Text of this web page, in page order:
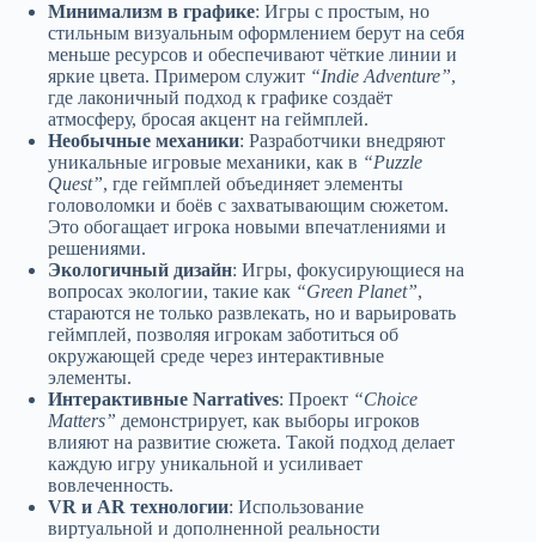
Минимализм в графике: Игры с простым, но
стильным визуальным оформлением берут на себя
меньше ресурсов и обеспечивают чёткие линии и
яркие цвета. Примером служит “Indie Adventure”,
где лаконичный подход к графике создаёт
атмосферу, бросая акцент на геймплей.
Необычные механики: Разработчики внедряют
уникальные игровые механики, как в “Puzzle
Quest”, где геймплей объединяет элементы
головоломки и боёв с захватывающим сюжетом.
Это обогащает игрока новыми впечатлениями и
решениями.
Экологичный дизайн: Игры, фокусирующиеся на
вопросах экологии, такие как “Green Planet”,
стараются не только развлекать, но и варьировать
геймплей, позволяя игрокам заботиться об
окружающей среде через интерактивные
элементы.
Интерактивные Narratives: Проект “Choice
Matters” демонстрирует, как выборы игроков
влияют на развитие сюжета. Такой подход делает
каждую игру уникальной и усиливает
вовлеченность.
VR и AR технологии: Использование
виртуальной и дополненной реальности